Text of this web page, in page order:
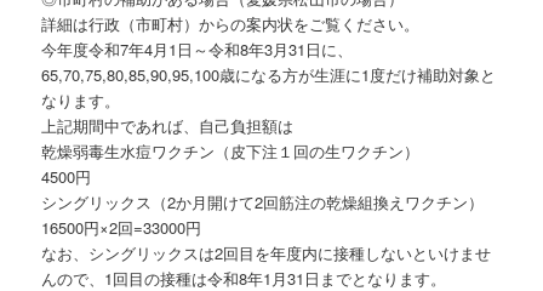
詳細は行政（市町村）からの案内状をご覧ください。
今年度令和7年4月1日～令和8年3月31日に、
65,70,75,80,85,90,95,100歳になる方が生涯に1度だけ補助対象と
なります。
上記期間中であれば、自己負担額は
乾燥弱毒生水痘ワクチン（皮下注１回の生ワクチン）
4500円
シングリックス（2か月開けて2回筋注の乾燥組換えワクチン）
16500円×2回=33000円
なお、シングリックスは2回目を年度内に接種しないといけませ
んので、1回目の接種は令和8年1月31日までとなります。